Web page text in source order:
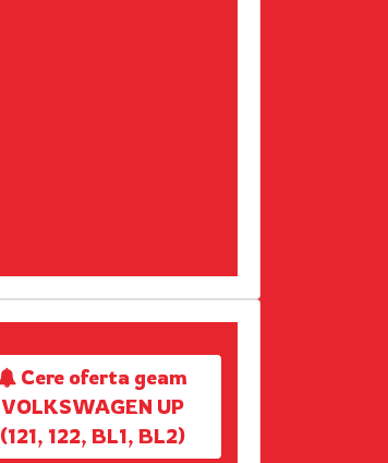
Cere oferta geam
VOLKSWAGEN UP
(121, 122, BL1, BL2)